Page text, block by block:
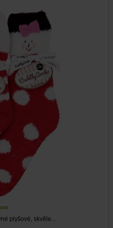
plyšové, skvěle...